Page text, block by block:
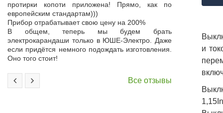
протирки копоти приложена! Прямо, как по
европейским стандартам)))
Прибор отрабатывает свою цену на 200%
В общем, теперь мы будем брать
электрокарандаши только в ЮШЕ-Электро. Даже
если придётся немного подождать изготовления.
Оно того стоит!
Все отзывы
и